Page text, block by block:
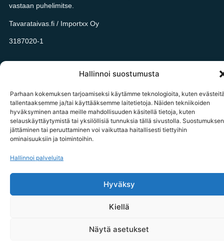
Hallinnoi suostumusta
Parhaan kokemuksen tarjoamiseksi käytämme teknologioita, kuten
tallentaaksemme ja/tai käyttääksemme laitetietoja. Näiden tekniikoiden
hyväksyminen antaa meille mahdollisuuden käsitellä tietoja, kuten
selauskäyttäytymistä tai yksilöllisiä tunnuksia tällä sivustolla. Suostumuksen
jättäminen tai peruuttaminen voi vaikuttaa haitallisesti tiettyihin
ominaisuuksiin ja toimintoihin.
Hallinnoi palveluita
Hyväksy
Kiellä
Näytä asetukset
vastaan puhelimitse.
Tavarataivas.fi / Importxx Oy
3187020-1